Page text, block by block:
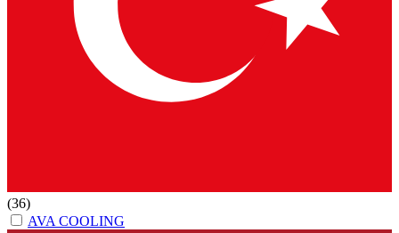
(36)
AVA COOLING